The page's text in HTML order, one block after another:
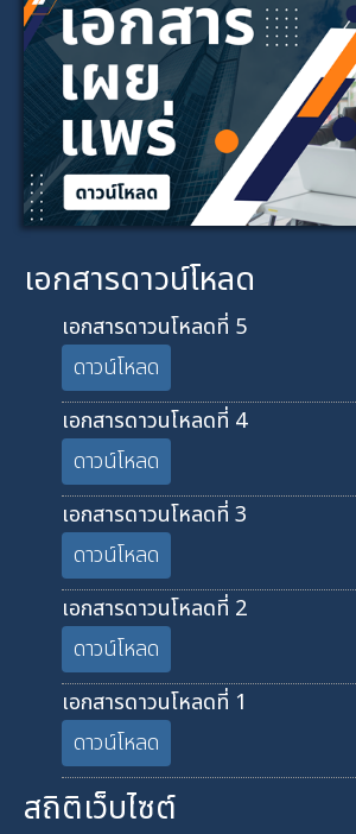
เอกสารดาวน์โหลด
เอกสารดาวนโหลดที่ 5
ดาวน์โหลด
เอกสารดาวนโหลดที่ 4
ดาวน์โหลด
เอกสารดาวนโหลดที่ 3
ดาวน์โหลด
เอกสารดาวนโหลดที่ 2
ดาวน์โหลด
เอกสารดาวนโหลดที่ 1
ดาวน์โหลด
สถิติเว็บไซต์